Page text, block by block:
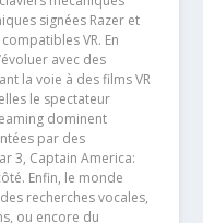
signées Razer et
VR. En
avec des
la voie à des films VR
le spectateur
dominent
par des
3, Captain America:
Enfin, le monde
recherches vocales,
ou encore du